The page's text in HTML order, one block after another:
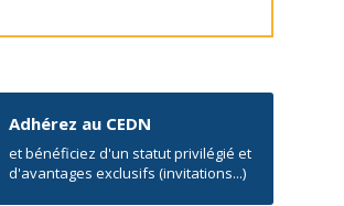
Adhérez au CEDN
et bénéficiez d'un statut privilégié et
d'avantages exclusifs (invitations...)